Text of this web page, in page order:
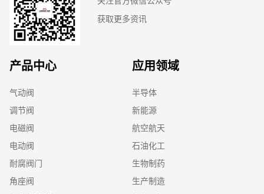
获取更多资讯
产品中心
气动阀
调节阀
电磁阀
电动阀
耐腐阀门
角座阀
应用领域
半导体
新能源
航空航天
石油化工
生物制药
生产制造